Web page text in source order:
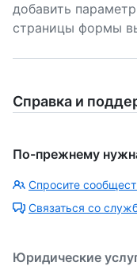
добавить
страницы формы
Справка и
По-прежнему
Спросите
Связаться со
Юридические